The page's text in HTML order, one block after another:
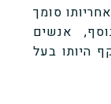
סומך
אנשים
היותו בעל